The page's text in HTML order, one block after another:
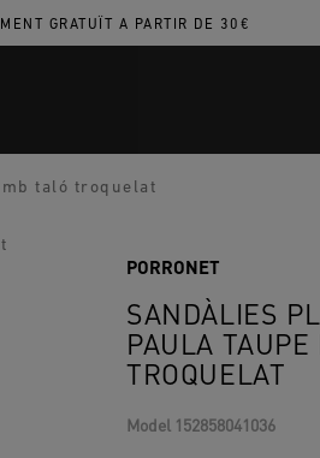
GRATUÏT A PARTIR DE 30€
taló troquelat
SANDÀLIES
PAULA
TROQUELAT
PORRONET
Model 152858041036